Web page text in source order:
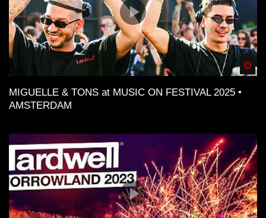
MIGUELLE & TONS at MUSIC ON FESTIVAL 2025 •
AMSTERDAM